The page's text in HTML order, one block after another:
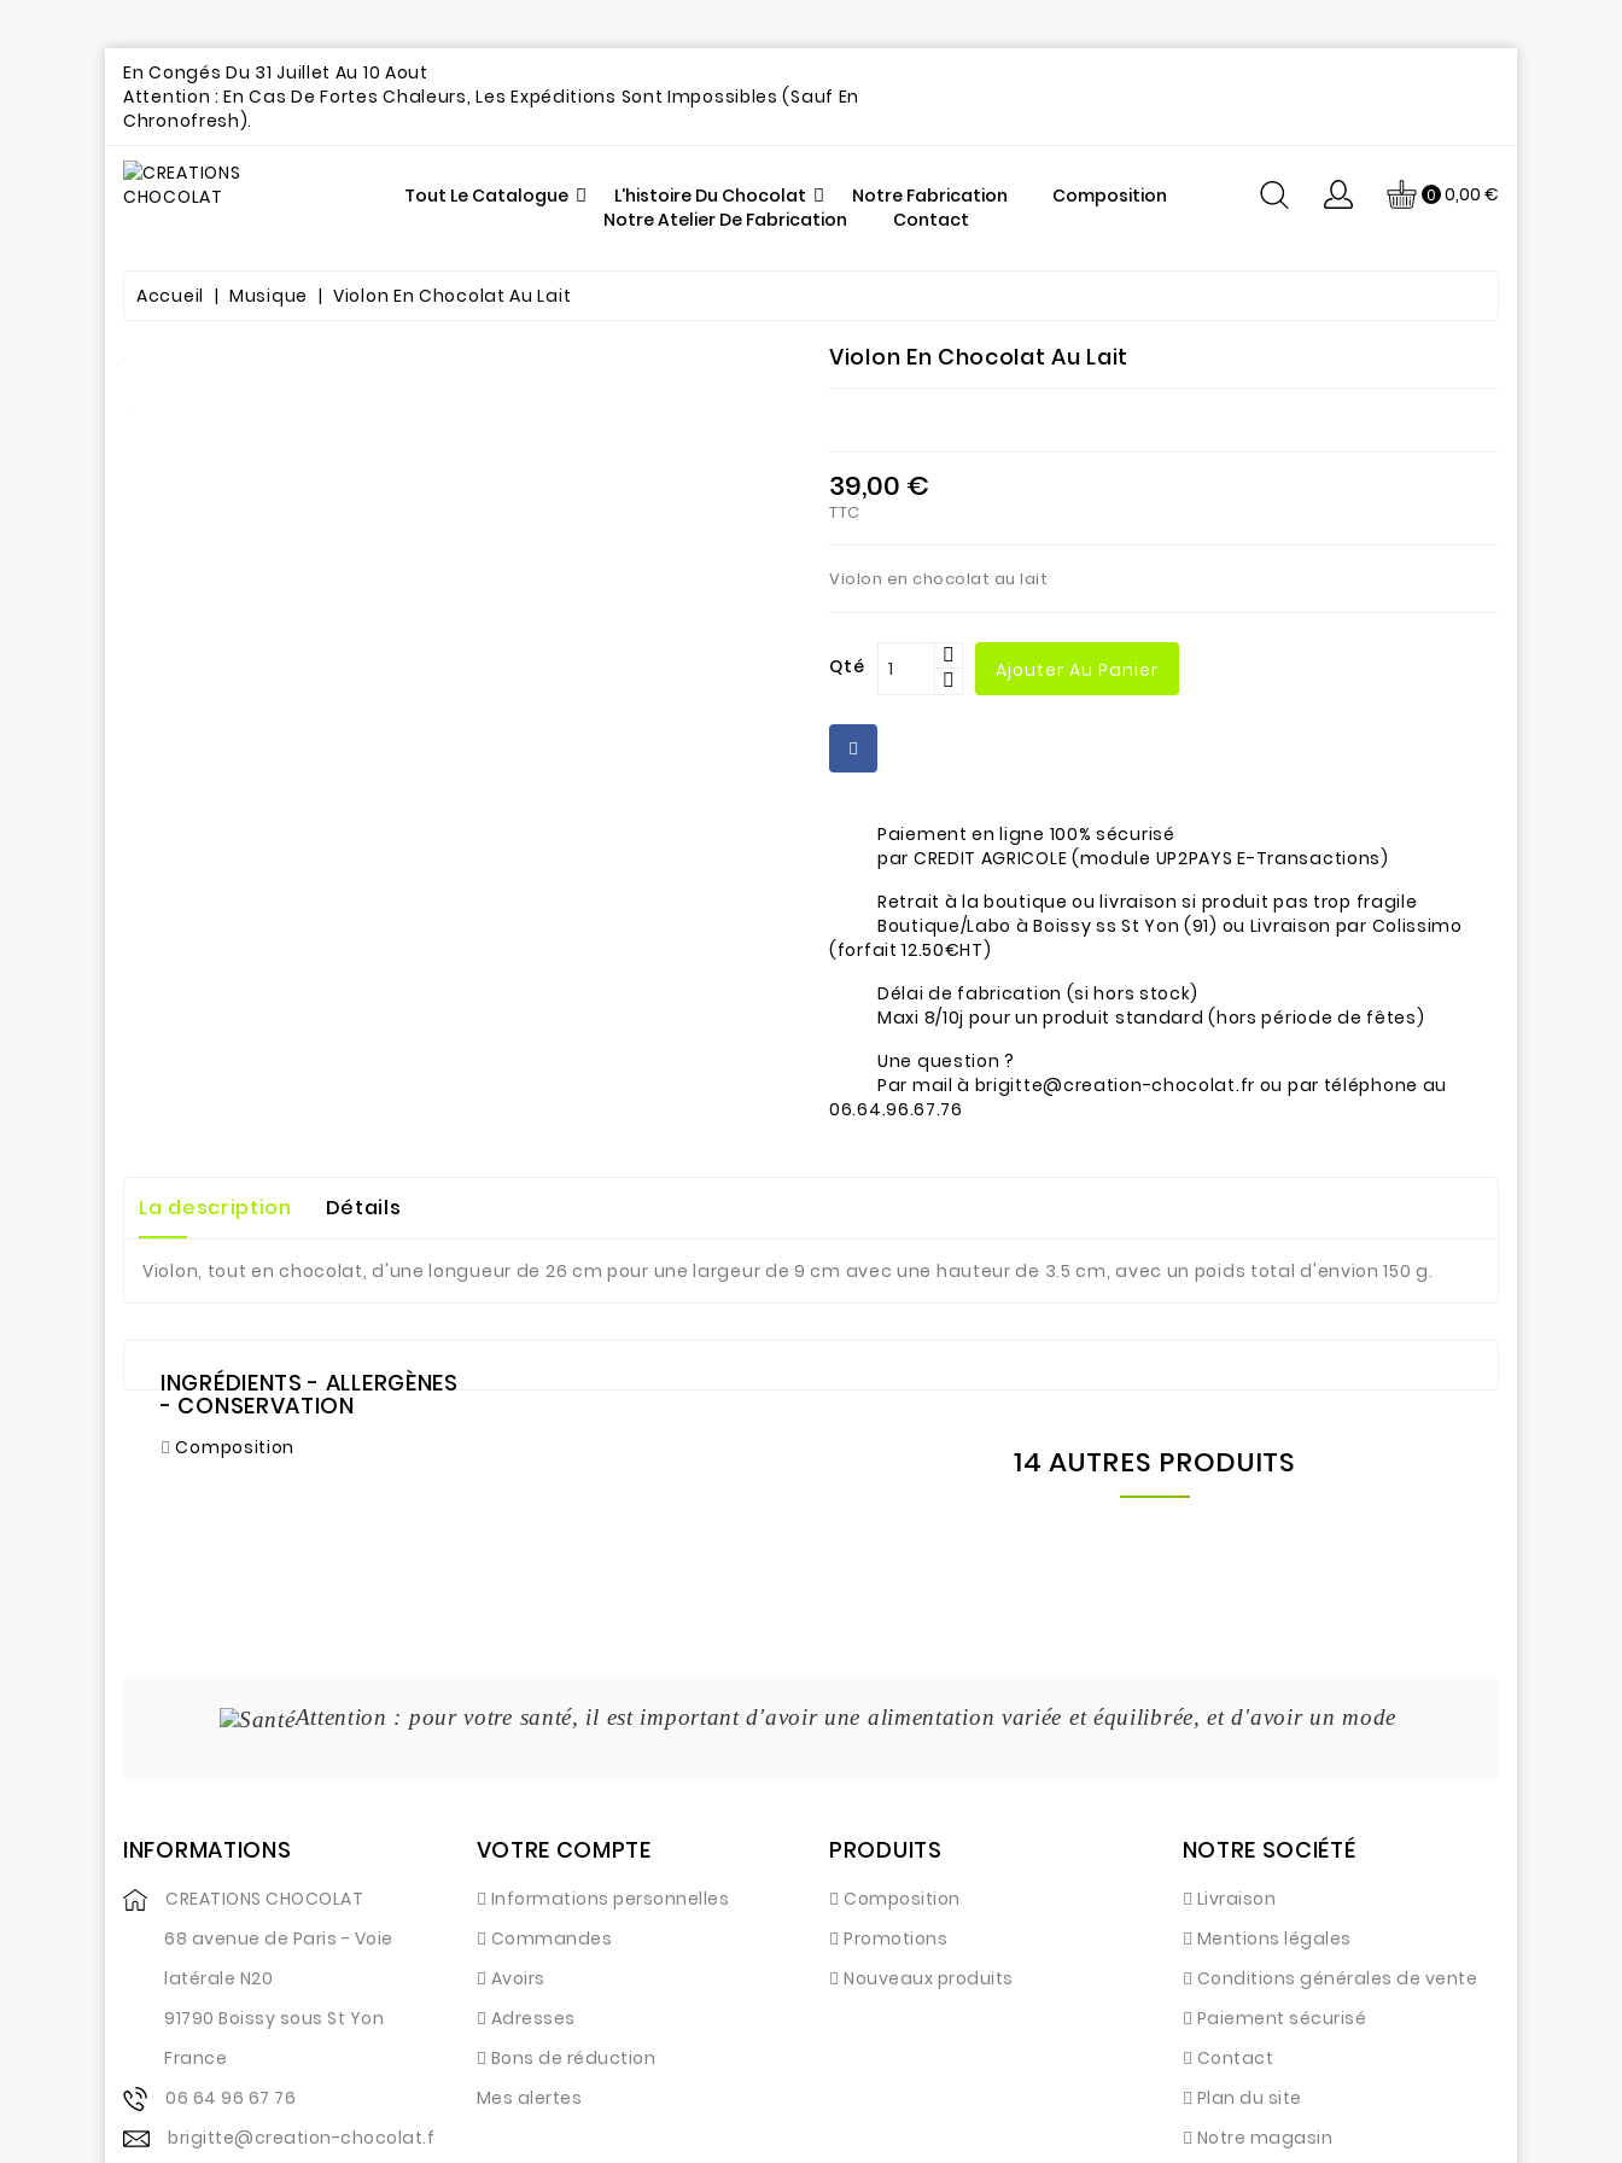
En Congés Du 31 Juillet Au 10 Aout
Attention : En Cas De Fortes Chaleurs, Les Expéditions Sont Impossibles (sauf En
Chronofresh).
Tout Le Catalogue L'histoire Du Chocolat Notre Fabrication
Composition
Notre Atelier De Fabrication
Contact
0 0,00 €
Accueil Musique Violon En Chocolat Au Lait
Violon En Chocolat Au Lait
39,00 €
TTC
Violon en chocolat au lait
Qté Ajouter Au Panier
Paiement en ligne 100% sécurisé
par CREDIT AGRICOLE (module UP2PAYS E-Transactions)
Retrait à la boutique ou livraison si produit pas trop fragile
Boutique/Labo à Boissy ss St Yon (91) ou Livraison par Colissimo
(forfait 12.50€HT)
Délai de fabrication (si hors stock)
Maxi 8/10j pour un produit standard (hors période de fêtes)
Une question ?
Par mail à brigitte@creation-chocolat.fr ou par téléphone au
06.64.96.67.76
La description Détails
Violon, tout en chocolat, d'une longueur de 26 cm pour une largeur de 9 cm avec une hauteur de 3.5 cm, avec un poids total d'envion 150 g.
INGRÉDIENTS - ALLERGÈNES
- CONSERVATION
Composition 14 AUTRES PRODUITS
Attention : pour votre santé, il est important d'avoir une alimentation variée et équilibrée, et d'avoir un mode de vie sain.
INFORMATIONS
CREATIONS CHOCOLAT
68 avenue de Paris - Voie
latérale N20
91790 Boissy sous St Yon
France
06 64 96 67 76
brigitte@creation-chocolat.f
VOTRE COMPTE
Informations personnelles
Commandes
Avoirs
Adresses
Bons de réduction
Mes alertes
PRODUITS
Composition
Promotions
Nouveaux produits
NOTRE SOCIÉTÉ
Livraison
Mentions légales
Conditions générales de vente
Paiement sécurisé
Contact
Plan du site
Notre magasin